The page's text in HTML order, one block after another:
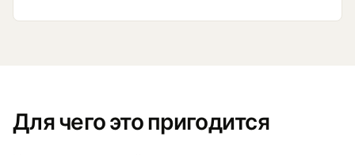
Для чего это пригодится